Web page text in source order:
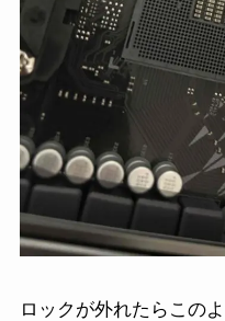
ロックが外れたらこの